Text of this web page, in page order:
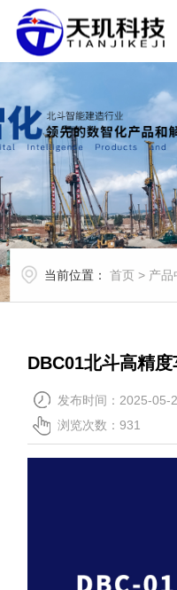
当前位置： 首页 > 产品
DBC01北斗高精
发布时间：2025-05-
浏览次数：931